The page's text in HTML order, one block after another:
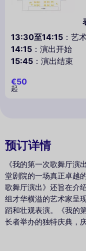
13:30至14:15 ：艺
14:15 ：演出开始
15:45 ：演出结束
€50
起
预订详情
《我的第一次歌舞厅
堂剧院的一场真正卓越
歌舞厅演出》还旨在介
组才华横溢的艺术家呈
蹈和壮观表演。《我的
长者举办的独特庆典，